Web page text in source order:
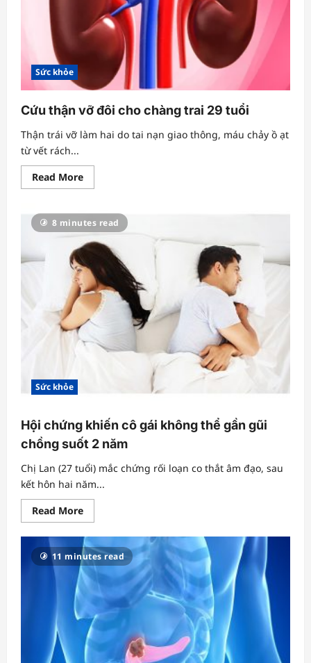
Sức khỏe
Cứu thận vỡ đôi cho chàng trai 29 tuổi
Thận trái vỡ làm hai do tai nạn giao thông, máu chảy ồ ạt
từ vết rách...
Read MoreRead
more
thận
vỡ
đôi
cho
chàng
trai
29
tuổi
8 minutes read
Sức khỏe
Hội chứng khiến cô gái không thể gần gũi
chồng suốt 2 năm
Chị Lan (27 tuổi) mắc chứng rối loạn co thắt âm đạo, sau
kết hôn hai năm...
Read MoreRead
more
Hội
chứng
khiến
cô
gái
không
thể
gần
gũi
chồng
suốt
2
năm
11 minutes read